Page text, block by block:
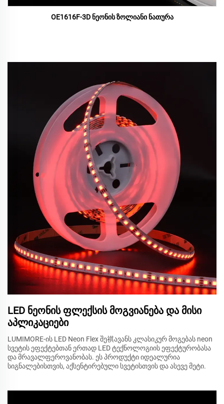
OE1616F-3D ნეონის ზოლიანი ნათურა
LED ნეონის ფლექსის მოგვიანება და მისი
აპლიკაციები
LUMIMORE-ის LED Neon Flex შე祺ავანს კლასიკურ მოგებას neon
სვეტის ეფექტებთან ერთად LED ტექნოლოგიის ეფექტურობასა
და მრავალფეროვანობას. ეს პროდუქტი იდეალურია
სიგნალებისთვის, აქსენტირებული სვეტისთვის და ასევე მეტი.